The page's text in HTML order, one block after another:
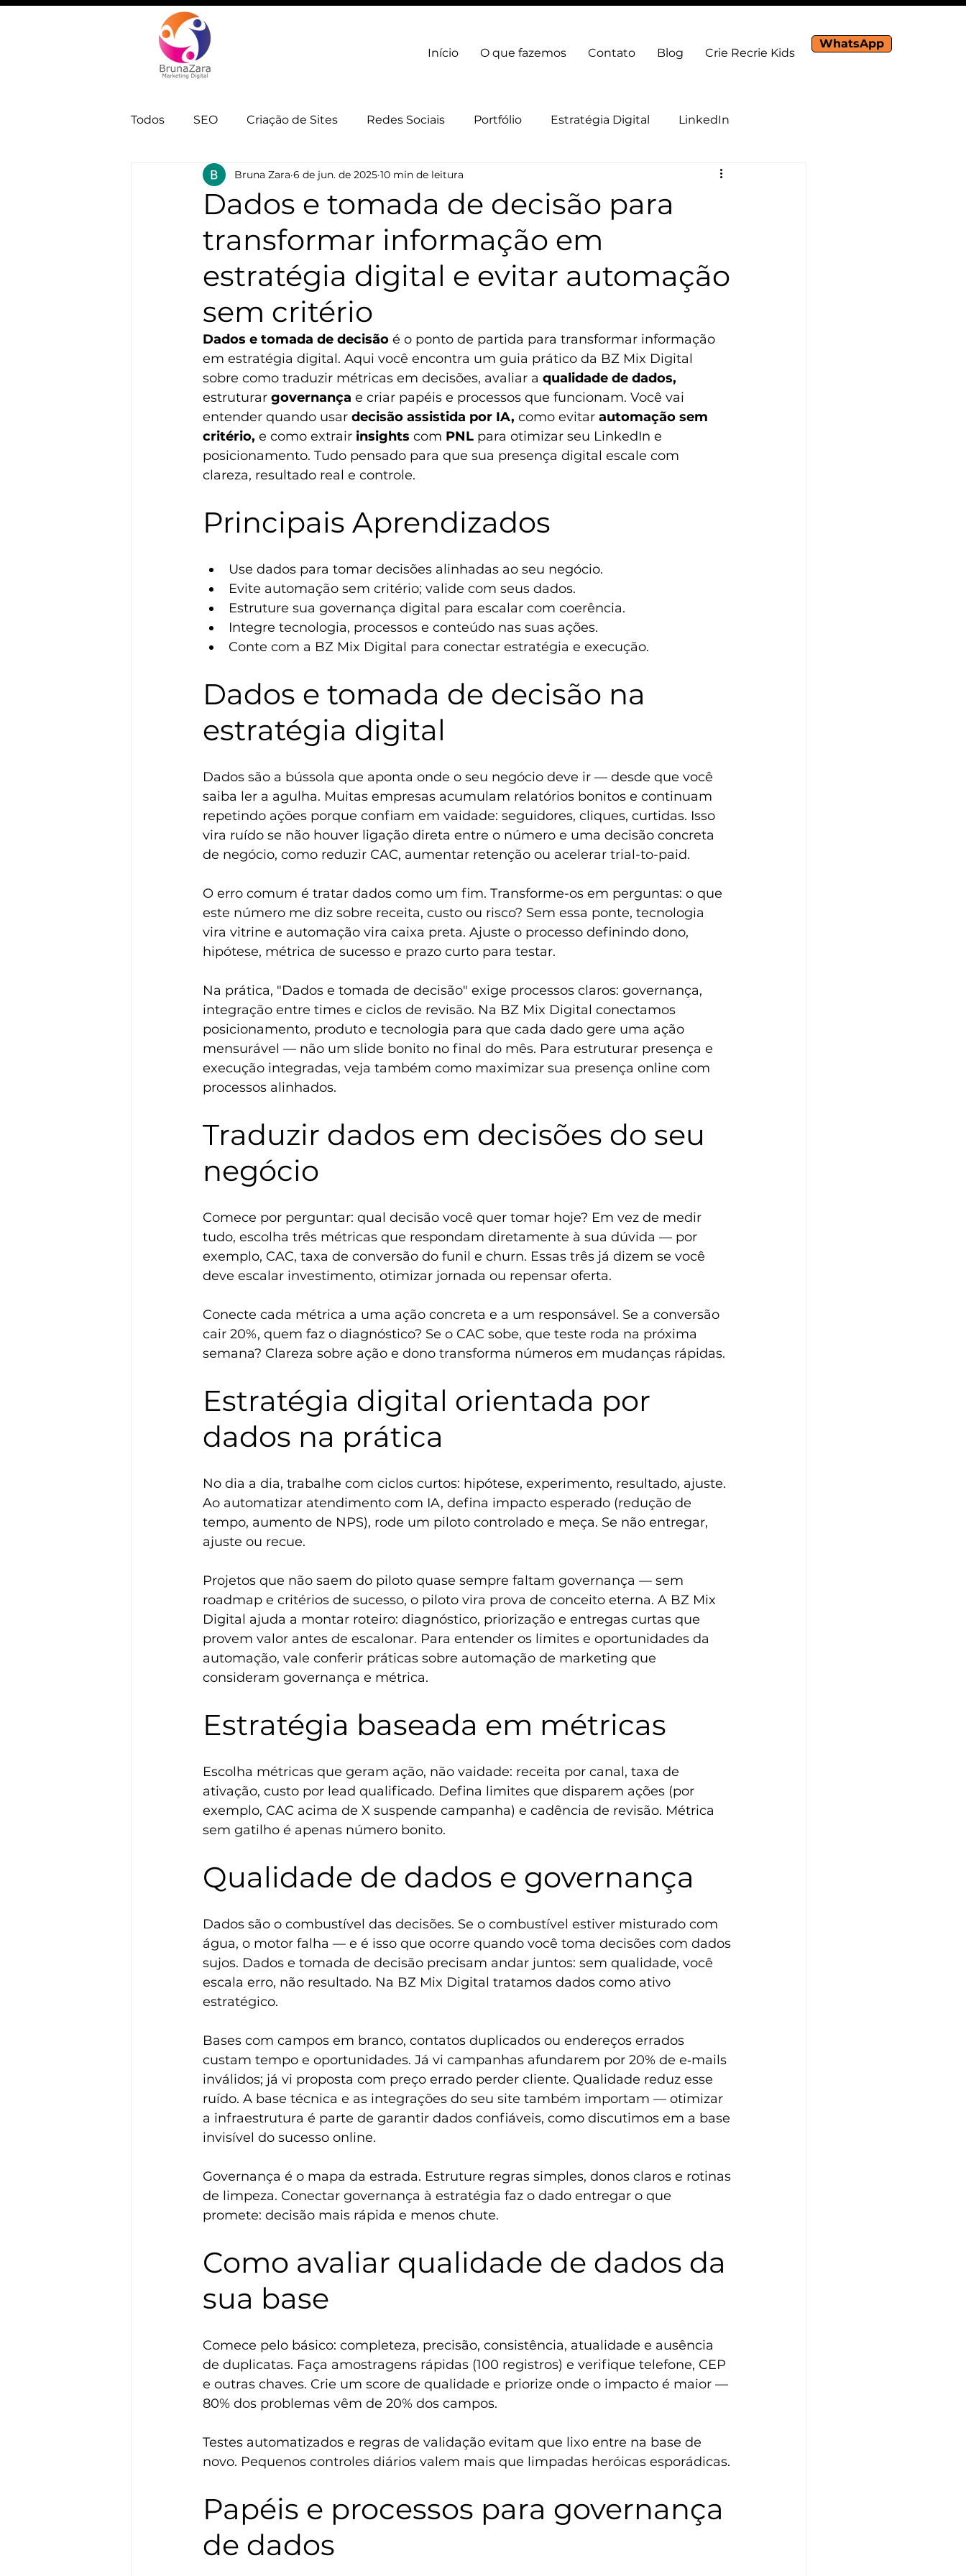
Início O que fazemos Contato Blog Crie Recrie Kids
WhatsApp
Todos SEO Criação de Sites Redes Sociais Portfólio Estratégia Digital LinkedIn
Automação e IA Estrategia Digital Marca
Dados e tomada de decisão para
transformar informação em
estratégia digital e evitar automação
sem critério
Bruna Zara 6 de jun. de 2025 10 min de leitura
Dados e tomada de decisão é o ponto de partida para transformar informação
em estratégia digital. Aqui você encontra um guia prático da BZ Mix Digital
sobre como traduzir métricas em decisões, avaliar a qualidade de dados,
estruturar governança e criar papéis e processos que funcionam. Você vai
entender quando usar decisão assistida por IA, como evitar automação sem
critério, e como extrair insights com PNL para otimizar seu LinkedIn e
posicionamento. Tudo pensado para que sua presença digital escale com
clareza, resultado real e controle.
Principais Aprendizados
Use dados para tomar decisões alinhadas ao seu negócio.
Evite automação sem critério; valide com seus dados.
Estruture sua governança digital para escalar com coerência.
Integre tecnologia, processos e conteúdo nas suas ações.
Conte com a BZ Mix Digital para conectar estratégia e execução.
Dados e tomada de decisão na
estratégia digital
Dados são a bússola que aponta onde o seu negócio deve ir — desde que você
saiba ler a agulha. Muitas empresas acumulam relatórios bonitos e continuam
repetindo ações porque confiam em vaidade: seguidores, cliques, curtidas. Isso
vira ruído se não houver ligação direta entre o número e uma decisão concreta
de negócio, como reduzir CAC, aumentar retenção ou acelerar trial-to-paid.
O erro comum é tratar dados como um fim. Transforme-os em perguntas: o que
este número me diz sobre receita, custo ou risco? Sem essa ponte, tecnologia
vira vitrine e automação vira caixa preta. Ajuste o processo definindo dono,
hipótese, métrica de sucesso e prazo curto para testar.
Na prática, "Dados e tomada de decisão" exige processos claros: governança,
integração entre times e ciclos de revisão. Na BZ Mix Digital conectamos
posicionamento, produto e tecnologia para que cada dado gere uma ação
mensurável — não um slide bonito no final do mês. Para estruturar presença e
execução integradas, veja também como maximizar sua presença online com
processos alinhados.
Traduzir dados em decisões do seu
negócio
Comece por perguntar: qual decisão você quer tomar hoje? Em vez de medir
tudo, escolha três métricas que respondam diretamente à sua dúvida — por
exemplo, CAC, taxa de conversão do funil e churn. Essas três já dizem se você
deve escalar investimento, otimizar jornada ou repensar oferta.
Conecte cada métrica a uma ação concreta e a um responsável. Se a conversão
cair 20%, quem faz o diagnóstico? Se o CAC sobe, que teste roda na próxima
semana? Clareza sobre ação e dono transforma números em mudanças rápidas.
Estratégia digital orientada por
dados na prática
No dia a dia, trabalhe com ciclos curtos: hipótese, experimento, resultado, ajuste.
Ao automatizar atendimento com IA, defina impacto esperado (redução de
tempo, aumento de NPS), rode um piloto controlado e meça. Se não entregar,
ajuste ou recue.
Projetos que não saem do piloto quase sempre faltam governança — sem
roadmap e critérios de sucesso, o piloto vira prova de conceito eterna. A BZ Mix
Digital ajuda a montar roteiro: diagnóstico, priorização e entregas curtas que
provem valor antes de escalonar. Para entender os limites e oportunidades da
automação, vale conferir práticas sobre automação de marketing que
consideram governança e métrica.
Estratégia baseada em métricas
Escolha métricas que geram ação, não vaidade: receita por canal, taxa de
ativação, custo por lead qualificado. Defina limites que disparem ações (por
exemplo, CAC acima de X suspende campanha) e cadência de revisão. Métrica
sem gatilho é apenas número bonito.
Qualidade de dados e governança
Dados são o combustível das decisões. Se o combustível estiver misturado com
água, o motor falha — e é isso que ocorre quando você toma decisões com dados
sujos. Dados e tomada de decisão precisam andar juntos: sem qualidade, você
escala erro, não resultado. Na BZ Mix Digital tratamos dados como ativo
estratégico.
Bases com campos em branco, contatos duplicados ou endereços errados
custam tempo e oportunidades. Já vi campanhas afundarem por 20% de e‑mails
inválidos; já vi proposta com preço errado perder cliente. Qualidade reduz esse
ruído. A base técnica e as integrações do seu site também importam — otimizar
a infraestrutura é parte de garantir dados confiáveis, como discutimos em a base
invisível do sucesso online.
Governança é o mapa da estrada. Estruture regras simples, donos claros e rotinas
de limpeza. Conectar governança à estratégia faz o dado entregar o que
promete: decisão mais rápida e menos chute.
Como avaliar qualidade de dados da
sua base
Comece pelo básico: completeza, precisão, consistência, atualidade e ausência
de duplicatas. Faça amostragens rápidas (100 registros) e verifique telefone, CEP
e outras chaves. Crie um score de qualidade e priorize onde o impacto é maior —
80% dos problemas vêm de 20% dos campos.
Testes automatizados e regras de validação evitam que lixo entre na base de
novo. Pequenos controles diários valem mais que limpadas heróicas esporádicas.
Papéis e processos para governança
de dados